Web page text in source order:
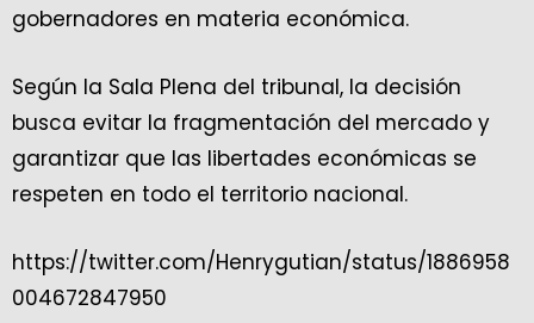
gobernadores en materia económica.
Según la Sala Plena del tribunal, la decisión
busca evitar la fragmentación del mercado y
garantizar que las libertades económicas se
respeten en todo el territorio nacional.
https://twitter.com/Henrygutian/status/1886958
004672847950